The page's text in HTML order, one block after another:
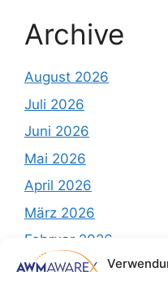
Archive
August 2026
Juli 2026
Juni 2026
Mai 2026
April 2026
März 2026
Februar 2026
Dezember 2025